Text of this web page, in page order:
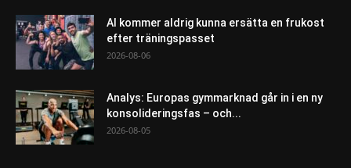
AI kommer aldrig kunna ersätta en frukost
efter träningspasset
2026-08-06
Analys: Europas gymmarknad går in i en ny
konsolideringsfas – och...
2026-08-05